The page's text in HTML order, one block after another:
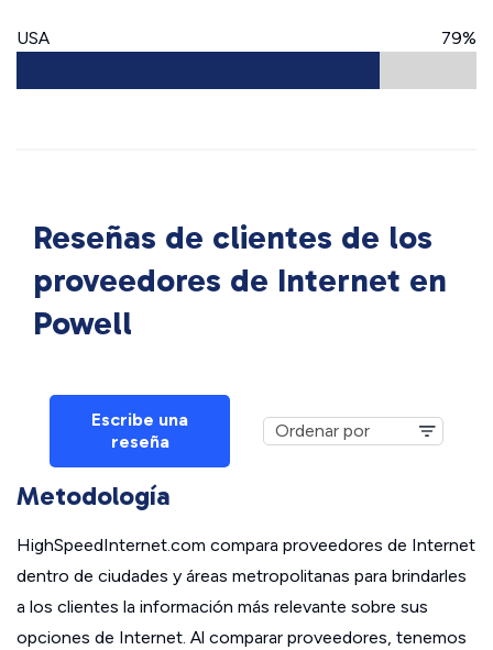
USA 79%
Reseñas de clientes de los
proveedores de Internet en
Powell
Escribe una
reseña
Metodología
HighSpeedInternet.com compara proveedores de Internet
dentro de ciudades y áreas metropolitanas para brindarles
a los clientes la información más relevante sobre sus
opciones de Internet. Al comparar proveedores, tenemos